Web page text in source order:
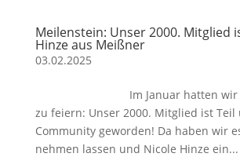
Meilenstein: Unser 2000. Mitglied
Hinze aus Meißner
03.02.2025
Im Januar hatten wir
zu feiern: Unser 2000. Mitglied ist Teil
Community geworden! Da haben wir
nehmen lassen und Nicole Hinze ein...